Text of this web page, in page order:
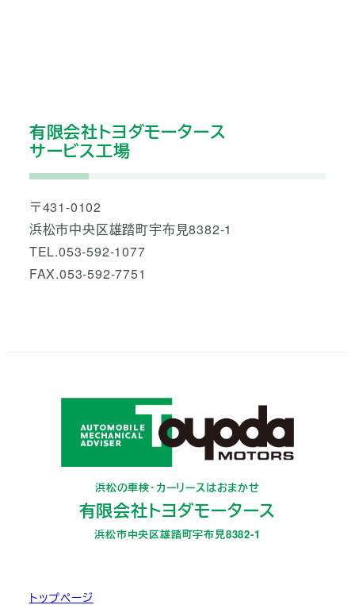
有限会社トヨダモータース
サービス工場
〒431-0102
浜松市中央区雄踏町宇布見8382-1
TEL.053-592-1077
FAX.053-592-7751
浜松の車検・カーリースはおまかせ
有限会社トヨダモータース
浜松市中央区雄踏町宇布見8382-1
トップページ